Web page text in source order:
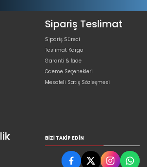
Sipariş Teslimat
Sipariş Süreci
Teslimat Kargo
Garanti & İade
Ödeme Seçenekleri
Mesafeli Satış Sözleşmesi
BIZI TAKIP EDIN